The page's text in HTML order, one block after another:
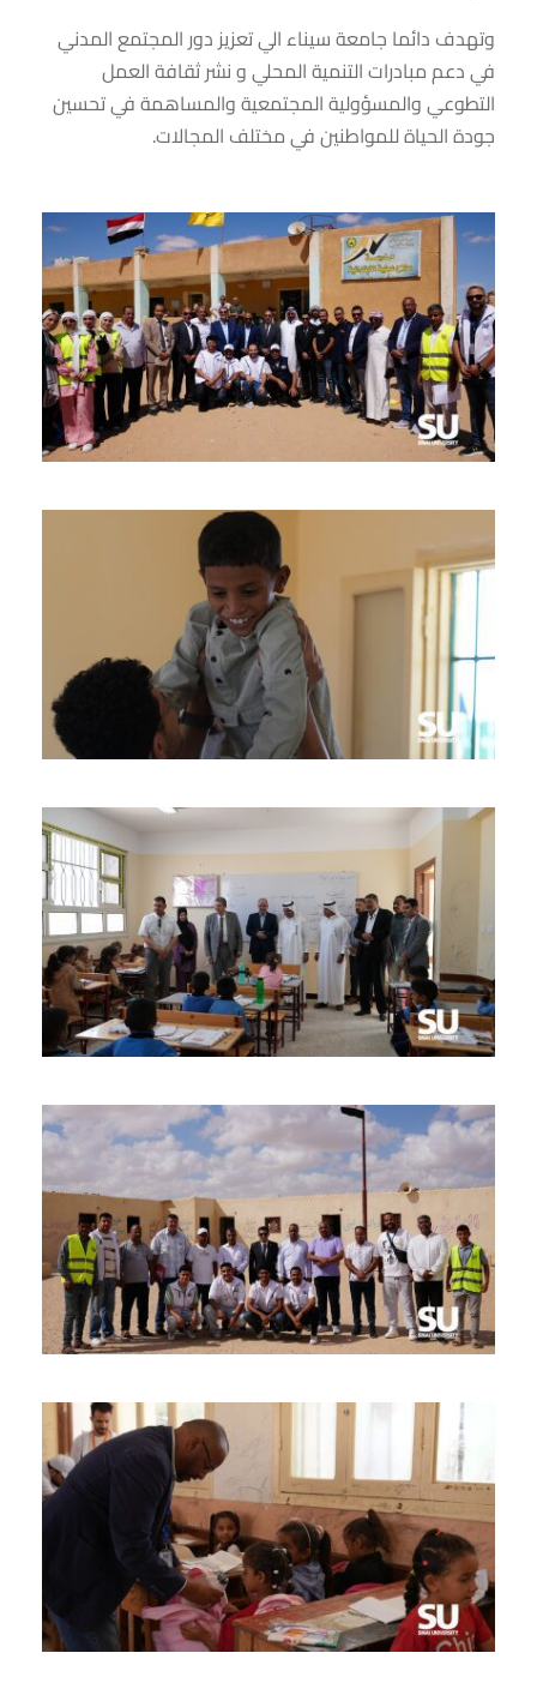
وتهدف دائما جامعة سيناء الي تعزيز دور المجتمع المدني
في دعم مبادرات التنمية المحلي و نشر ثقافة العمل
التطوعي والمسؤولية المجتمعية والمساهمة في تحسين
جودة الحياة للمواطنين في مختلف المجالات.